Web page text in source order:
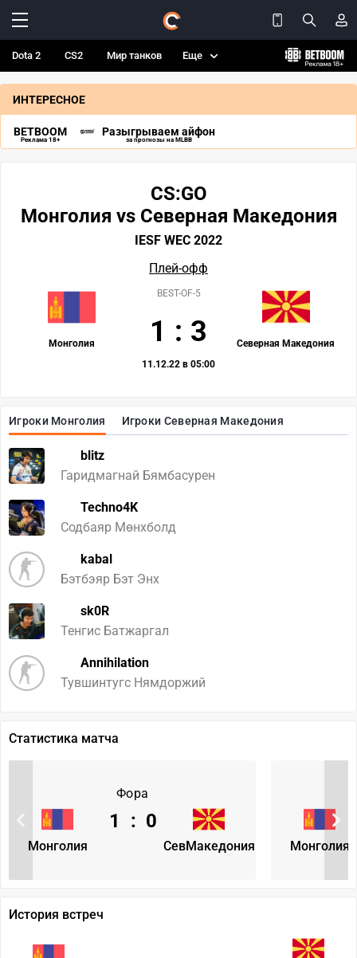
Dota 2 CS2 Мир танков Еще
ИНТЕРЕСНОЕ
BETBOOM
Реклама 18+
Разыгрываем айфон
за прогнозы на MLBB
Игроки Монголия Игроки Северная Македония
blitz
Гаридмагнай Бямбасурен
Techno4K
Содбаяр Мөнхболд
kabal
Бэтбэяр Бэт Энх
sk0R
Тенгис Батжаргал
Annihilation
Тувшинтугс Нямдоржий
CS:GO
Монголия vs Северная Македония
IESF WEC 2022
Плей-офф
Монголия Северная Македония
BEST-OF-5
1 : 3
11.12.22 в 05:00
Статистика матча
Фора
Монголия СевМакедония
1 : 0
Монголия
История встреч